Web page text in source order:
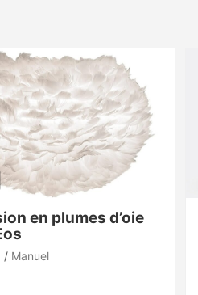
en plumes d’oie
Manuel